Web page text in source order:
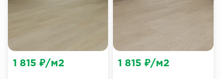
1 815 ₽/м2 1 815 ₽/м2